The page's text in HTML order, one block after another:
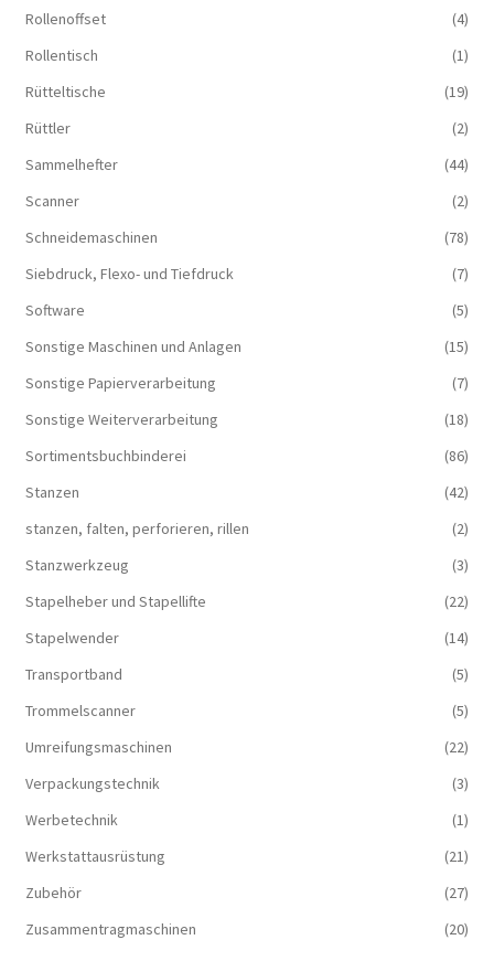
Rollenoffset
(4)
Rollentisch
(1)
Rütteltische
(19)
Rüttler
(2)
Sammelhefter
(44)
Scanner
(2)
Schneidemaschinen
(78)
Siebdruck, Flexo- und Tiefdruck
(7)
Software
(5)
Sonstige Maschinen und Anlagen
(15)
Sonstige Papierverarbeitung
(7)
Sonstige Weiterverarbeitung
(18)
Sortimentsbuchbinderei
(86)
Stanzen
(42)
stanzen, falten, perforieren, rillen
(2)
Stanzwerkzeug
(3)
Stapelheber und Stapellifte
(22)
Stapelwender
(14)
Transportband
(5)
Trommelscanner
(5)
Umreifungsmaschinen
(22)
Verpackungstechnik
(3)
Werbetechnik
(1)
Werkstattausrüstung
(21)
Zubehör
(27)
Zusammentragmaschinen
(20)